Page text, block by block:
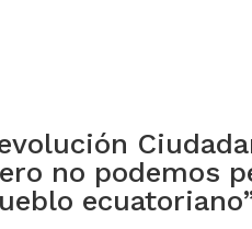
no podemos